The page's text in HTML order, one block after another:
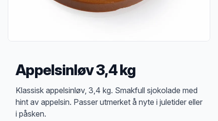
Appelsinløv 3,4 kg
Produktbeskrivelse
Klassisk appelsinløv, 3,4 kg. Smakfull sjokolade med
hint av appelsin. Passer utmerket å nyte i juletider eller
i påsken.